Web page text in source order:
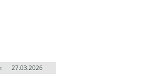
27.03.2026